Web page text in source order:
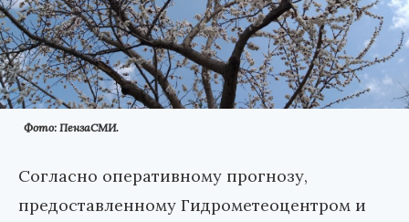
Фото: ПензаСМИ.
Согласно оперативному прогнозу,
предоставленному Гидрометеоцентром и